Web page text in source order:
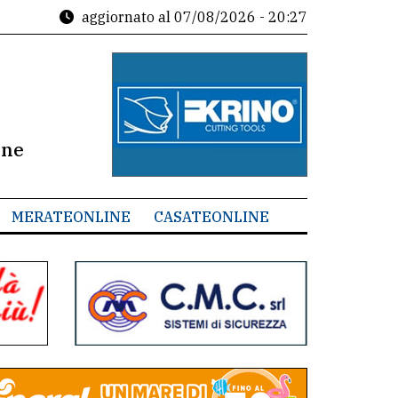
aggiornato al 07/08/2026 - 20:27
MERATEONLINE CASATEONLINE